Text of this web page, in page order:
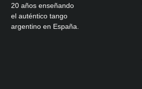
20 años enseñando
el auténtico tango
argentino en España.